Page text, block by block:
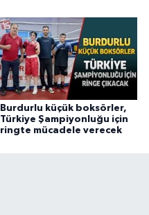
Burdurlu küçük boksörler,
Türkiye Şampiyonluğu için
ringte mücadele verecek